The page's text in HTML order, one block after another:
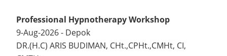
Professional Hypnotherapy Workshop
9-Aug-2026 - Depok
DR.(H.C) ARIS BUDIMAN, CHt.,CPHt.,CMHt, CI,